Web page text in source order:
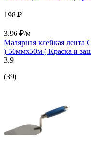
198 ₽
3.96 ₽/м
Малярная клейкая
) 50ммх50м ( Краска и
3.9
(39)